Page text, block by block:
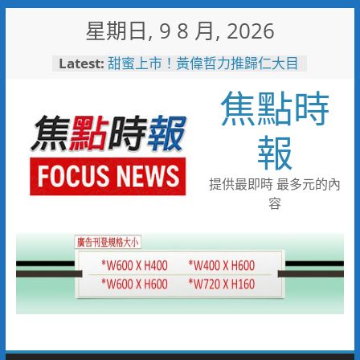
星期日, 9 8 月, 2026
Latest: 甜蜜上市！黃偉哲力推歸仁大目
臺鐵高雄機廠變身全台最大免費
樂園 陳其邁:保存百年產業記
憶！
「火車醫院」變身親子天堂！高
雄親子遊樂園開幕首日人潮爆棚
「高雄親子樂園」爆紅！全臺最
大免費園區首日吸三萬人朝聖
起於無心成於熱愛 王貴嬋現代
水墨個展
焦點時
報
提供最即時 最多元的內
容